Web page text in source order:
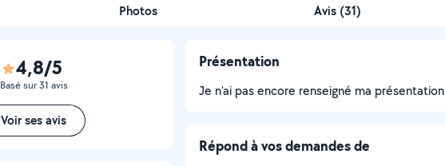
Photos Avis (31)
4,8/5
Basé sur 31 avis
Voir ses avis
Présentation
Je n'ai pas encore renseigné ma présentation
Répond à vos demandes de